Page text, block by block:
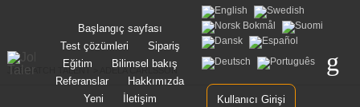
Skip
to
content
Başlangıç sayfası
Test çözümleri
Sipariş
Eğitim
Bilimsel bakış
Referanslar
Hakkımızda
Yeni
İletişim Kullanıcı Girişi
JOBMATCH TALENT> ADELA CARLSSON